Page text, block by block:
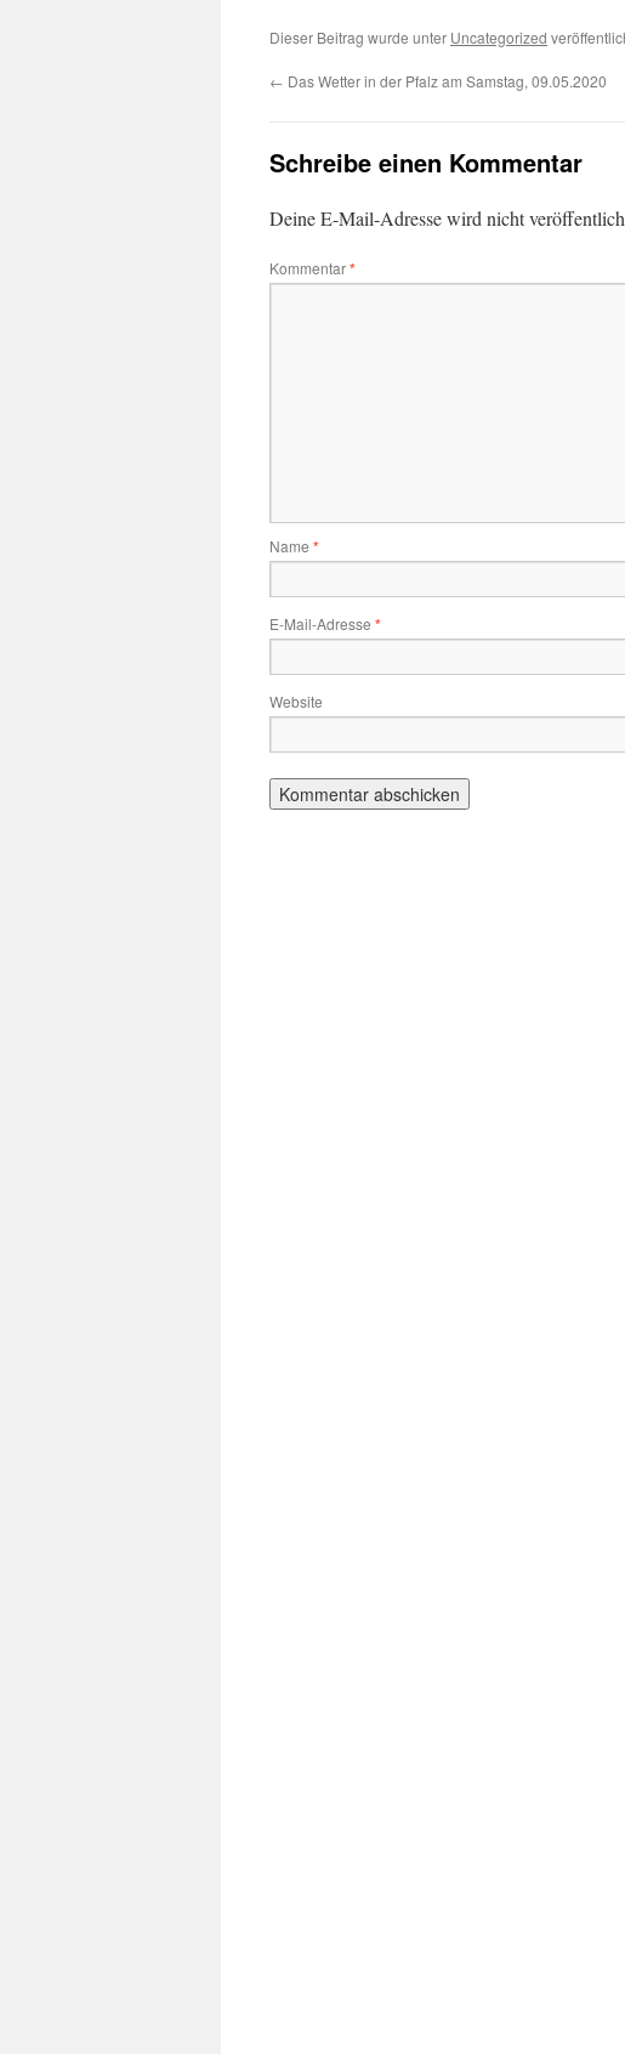
Dieser Beitrag wurde unter Uncategorized
← Das Wetter in der Pfalz am Samstag, 09.05.2020
Schreibe einen Kommentar
Deine E-Mail-Adresse wird nicht
Kommentar*
Name *
E-Mail-Adresse *
Website